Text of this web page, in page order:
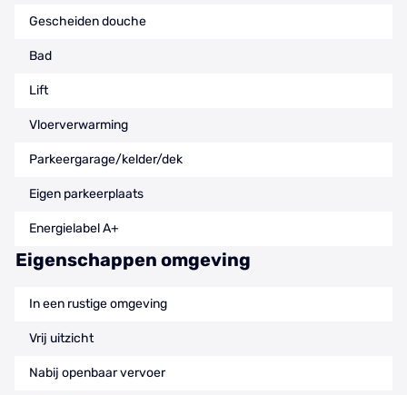
Gescheiden douche
Bad
Lift
Vloerverwarming
Parkeergarage/kelder/dek
Eigen parkeerplaats
Energielabel A+
Eigenschappen omgeving
In een rustige omgeving
Vrij uitzicht
Nabij openbaar vervoer